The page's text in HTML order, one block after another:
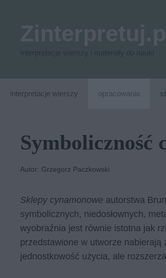
interpretacje wierszy opracowania
Symboliczność
Autor: Grzegorz Paczkowski
Sklepy cynamonowe autorstwa
symbolicznych, niedosłownych,
wyobraźnia jest równie istotna jak
przedstawione w utworze
jednostkowość użycia, ale